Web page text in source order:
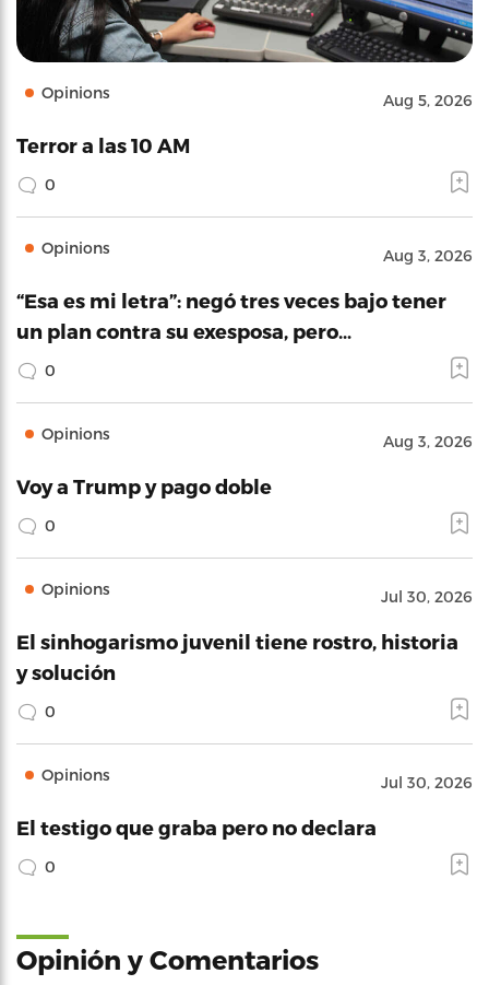
Opinions Aug 5, 2026
Terror a las 10 AM
0
Opinions Aug 3, 2026
“Esa es mi letra”: negó tres veces bajo tener
un plan contra su exesposa, pero…
0
Opinions Aug 3, 2026
Voy a Trump y pago doble
0
Opinions Jul 30, 2026
El sinhogarismo juvenil tiene rostro, historia
y solución
0
Opinions Jul 30, 2026
El testigo que graba pero no declara
0
Opinión y Comentarios